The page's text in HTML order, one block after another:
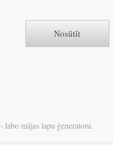
- labo mājas lapu ģeneratoru.